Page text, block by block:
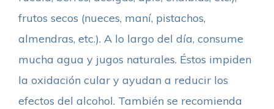
frutos secos (nueces, maní, pistachos,
almendras, etc.). A lo largo del día, consume
mucha agua y jugos naturales. Éstos impiden
la oxidación cular y ayudan a reducir los
efectos del alcohol. También se recomienda